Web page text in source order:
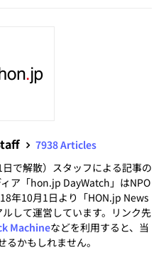
7938 Articles
で解散）スタッフによる記事の
ア「hon.jp DayWatch」はNPO
年10月1日より「HON.jp News
して運営しています。リンク先
Machineなどを利用すると、当
かもしれません。